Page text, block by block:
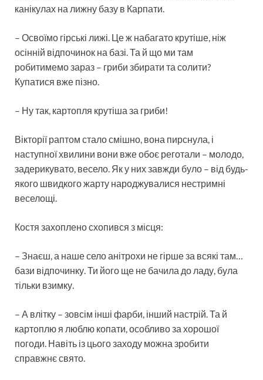
канікулах на лижну базу в Карпати.
– Освоїмо гірські лижі. Це ж набагато крутіше, ніж
осінній відпочинок на базі. Та й що ми там
робитимемо зараз – гриби збирати та солити?
Купатися вже пізно.
– Ну так, картопля крутіша за гриби!
Вікторії раптом стало смішно, вона пирснула, і
наступної хвилини вони вже обоє реготали – молодо,
задерикувато, весело. Як у них завжди було – від будь-
якого швидкого жарту народжувалися нестримні
веселощі.
Костя захоплено схопився з місця:
– Знаєш, а наше село анітрохи не гірше за всякі там…
бази відпочинку. Ти його ще не бачила до ладу, була
тільки взимку.
– А влітку – зовсім інші фарби, інший настрій. Та й
картоплю я люблю копати, особливо за хорошої
погоди. Навіть із цього заходу можна зробити
справжнє свято.